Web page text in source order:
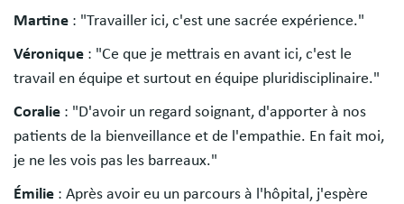
Martine : "Travailler ici, c'est une sacrée expérience."
Véronique : "Ce que je mettrais en avant ici, c'est le
travail en équipe et surtout en équipe pluridisciplinaire."
Coralie : "D'avoir un regard soignant, d'apporter à nos
patients de la bienveillance et de l'empathie. En fait moi,
je ne les vois pas les barreaux."
Émilie : Après avoir eu un parcours à l'hôpital, j'espère